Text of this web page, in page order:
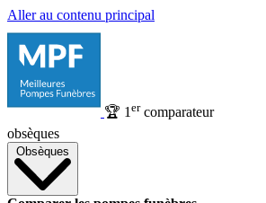
Aller au contenu principal
🏆 1 ercomparateur
obsèques
Obsèques